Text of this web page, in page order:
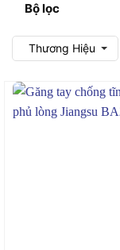
Bộ lọc
Thương Hiệu